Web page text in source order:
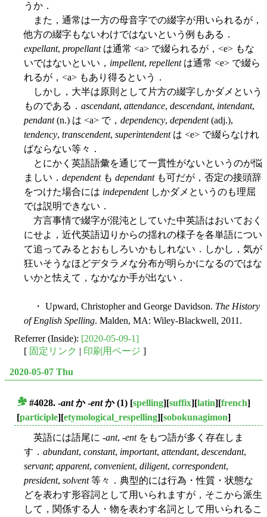
うか．
また，通常は一方の母音字での綴字が用いられるが，
他方の綴字もないわけではないという例もある．
expellant, propellantは通常 <a> で綴られるが，<e> もな
いではないといい， impellent, repellentは通常 <e> で綴ら
れるが，<a> もあり得るという．
しかし，大半は原則として片方の綴字しかダメという
ものである． ascendant, attendance, descendant, intendant,
pendant(n.) は <a> で， dependency, dependent(adj.),
tendency, transcendent, superintendentは <e> で綴らなけれ
ばならない等々．
とにかく英語語彙を通じて一貫性がないというのが悩
ましい． dependentも dependantも可だが，否定の接頭辞
をつけた場合には independentしかダメというのも理屈
では説明できない．
方言事情で綴字が混沌としていた中英語はおいておく
にせよ，近代英語辺りからの揺れの様子を各単語につい
て追ってみるとおもしろいかもしれない．しかし，気が
狂いそうなほどデタラメな分布が明らかになるのではな
いかと怯えて，なかなか手が出ない．
・ Upward, Christopher and George Davidson. The History
of English Spelling. Malden, MA: Wiley-Blackwell, 2011.
Referrer (Inside): [2020-05-09-1]
[ 固定リンク | 印刷用ページ ]
2020-05-07 Thu
#4028. -antか -entか (1) [spelling][suffix][latin][french]
[participle][etymological_respelling][sobokunagimon]
英語には語尾に -ant, -entをもつ語が多く存在しま
す． abundant, constant, important, attendant, descendant,
servant; apparent, convenient, diligent, correspondent,
president, solvent等々．典型的には行為・性質・状態な
どを表わす形容詞として用いられますが，そこから派生
して，関係する人・物を表わす名詞として用いられるこ